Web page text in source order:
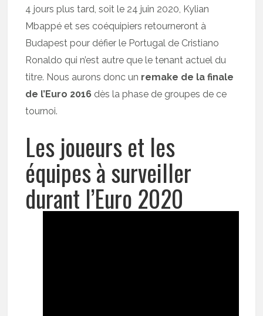
4 jours plus tard, soit le 24 juin 2020, Kylian
Mbappé et ses coéquipiers retourneront à
Budapest pour défier le Portugal de Cristiano
Ronaldo qui n’est autre que le tenant actuel du
titre. Nous aurons donc un remake de la finale
de l’Euro 2016 dès la phase de groupes de ce
tournoi.
Les joueurs et les
équipes à surveiller
durant l’Euro 2020